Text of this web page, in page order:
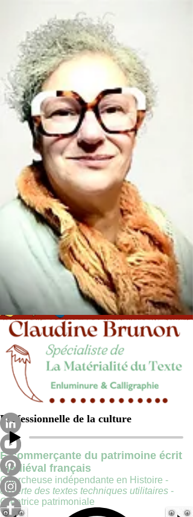
Professionnelle de la culture
E-commerçante du patrimoine écrit
médiéval français
Chercheuse indépendante en Histoire -
experte des textes techniques utilitaires -
Créatrice patrimoniale